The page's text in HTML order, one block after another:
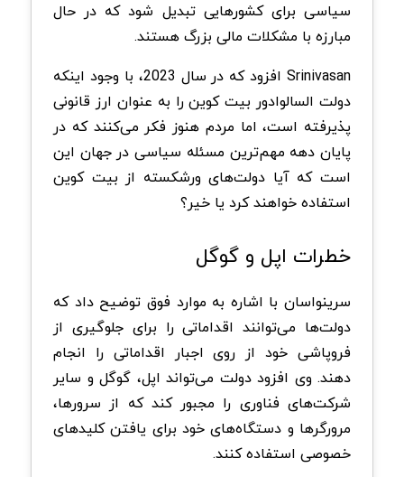
سیاسی برای کشورهایی تبدیل شود که در حال
مبارزه با مشکلات مالی بزرگ هستند.
Srinivasan افزود که در سال 2023، با وجود اینکه
دولت السالوادور بیت کوین را به عنوان ارز قانونی
پذیرفته است، اما مردم هنوز فکر می‌کنند که در
پایان دهه مهم‌ترین مسئله سیاسی در جهان این
است که آیا دولت‌های ورشکسته از بیت کوین
استفاده خواهند کرد یا خیر؟
خطرات اپل و گوگل
سرینواسان با اشاره به موارد فوق توضیح داد که
دولت‌ها می‌توانند اقداماتی را برای جلوگیری از
فروپاشی خود از روی اجبار اقداماتی را انجام
دهند. وی افزود دولت می‌تواند اپل، گوگل و سایر
شرکت‌های فناوری را مجبور کند که از سرورها،
مرورگرها و دستگاه‌های خود برای یافتن کلیدهای
خصوصی استفاده کنند.